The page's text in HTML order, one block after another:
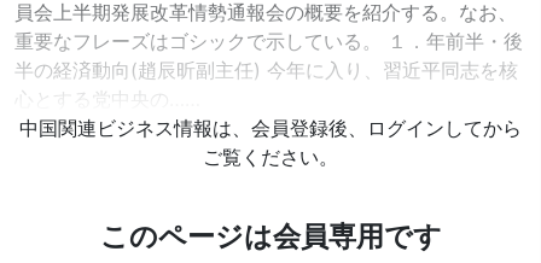
員会上半期発展改革情勢通報会の概要を紹介する。なお、
重要なフレーズはゴシックで示している。 １．年前半・後
半の経済動向(趙辰昕副主任) 今年に入り、習近平同志を核
心とする党中央の……
中国関連ビジネス情報は、会員登録後、ログインしてから
ご覧ください。
このページは会員専用です